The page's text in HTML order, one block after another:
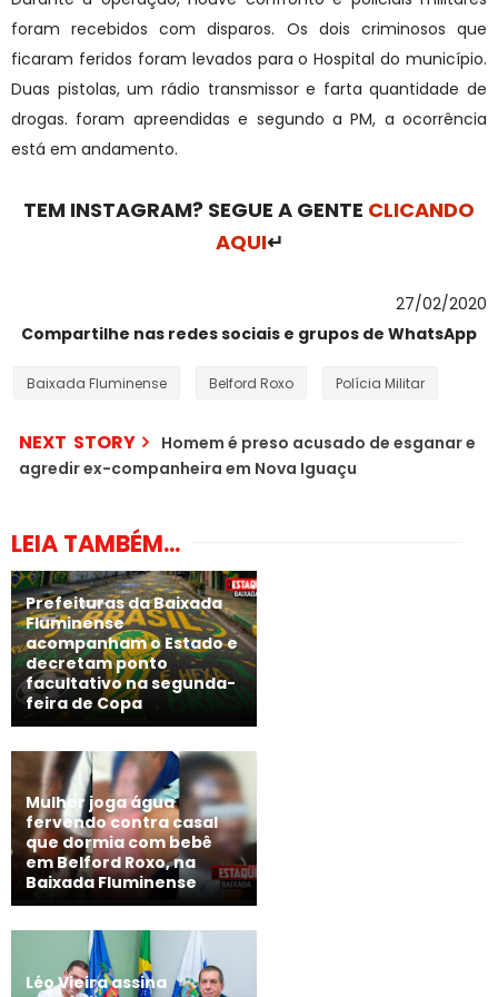
foram recebidos com disparos. Os dois criminosos que
ficaram feridos foram levados para o Hospital do município.
Duas pistolas, um rádio transmissor e farta quantidade de
drogas. foram apreendidas e segundo a PM, a ocorrência
está em andamento.
TEM INSTAGRAM? SEGUE A GENTE CLICANDO
AQUI↵
27/02/2020
Compartilhe nas redes sociais e grupos de WhatsApp
Baixada Fluminense Belford Roxo Polícia Militar
NEXT STORY
Homem é preso acusado de esganar e
agredir ex-companheira em Nova Iguaçu
LEIA TAMBÉM...
Prefeituras da Baixada
Fluminense
acompanham o Estado e
decretam ponto
facultativo na segunda-
feira de Copa
Mulher joga água
fervendo contra casal
que dormia com bebê
em Belford Roxo, na
Baixada Fluminense
Léo Vieira assina